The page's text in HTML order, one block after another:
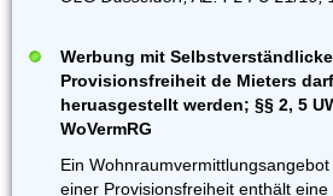
Werbung mit
Provisionsfreiheit de Mieters
heruasgestellt werden; §§ 2, 5
WoVermRG
Ein
einer Provisionsfreiheit enthält